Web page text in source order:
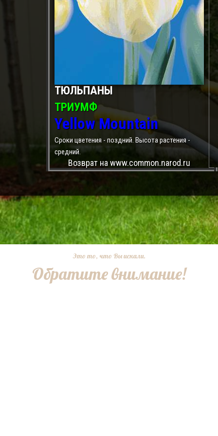
ТЮЛЬПАНЫ
ТРИУМФ
Yellow Mountain
Сроки цветения - поздний. Высота растения -
средний.
Возврат на www.common.narod.ru
Это то, что Вы искали.
Обратите внимание!